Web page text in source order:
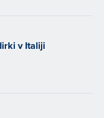
v Italiji